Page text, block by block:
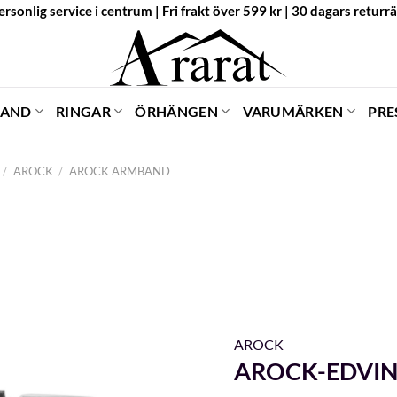
service i centrum | Fri frakt över 599 kr | 30 dagars
RINGAR ÖRHÄNGEN VARUMÄRKEN
/ AROCK / AROCK ARMBAND
AROCK
AROCK-